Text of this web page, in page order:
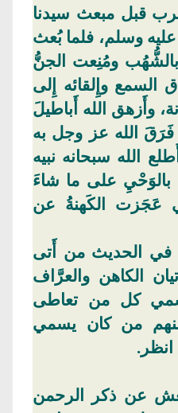
قبل مبعث سيدنا
وسلم، فلما بُعث
ومُنِعت الجنُّ
السمع وإِلقائه إِلى
وأَزهق الله أَباطيلَ
فَرَقَ الله عز وجل به
الله سبحانه نبيه
على ما شاءَ
عَجَزت الكَهنةُ عن
في الحديث من أَتى
الكاهن والعرَّاف
كل من تعاطى
من كان يسمي
انظر.
عن ذكر الرحمن